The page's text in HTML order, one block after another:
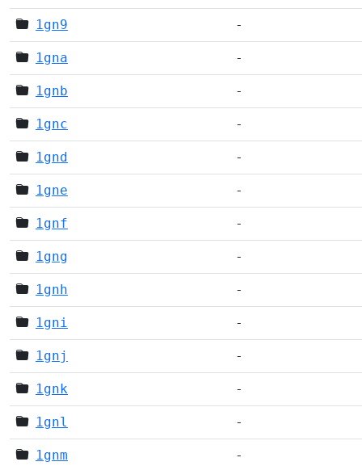
1gn9 -
1gna -
1gnb -
1gnc -
1gnd -
1gne -
1gnf -
1gng -
1gnh -
1gni -
1gnj -
1gnk -
1gnl -
1gnm -